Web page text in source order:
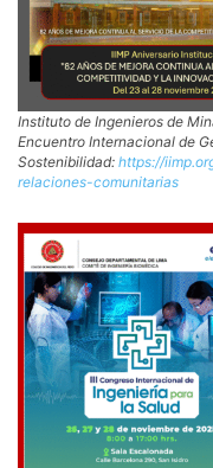
Instituto de Ingenieros de
Encuentro Internacional de
Sostenibilidad: https://
relaciones-comunitarias